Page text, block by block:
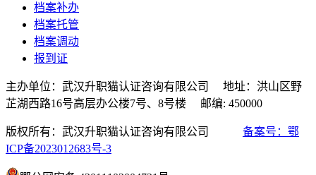
档案补办
档案托管
档案调动
报到证
主办单位：武汉升职猫认证咨询有限公司 地址：洪山区野
芷湖西路16号高层办公楼7号、8号楼 邮编: 450000
版权所有：武汉升职猫认证咨询有限公司 备案号：鄂
ICP备2023012683号-3